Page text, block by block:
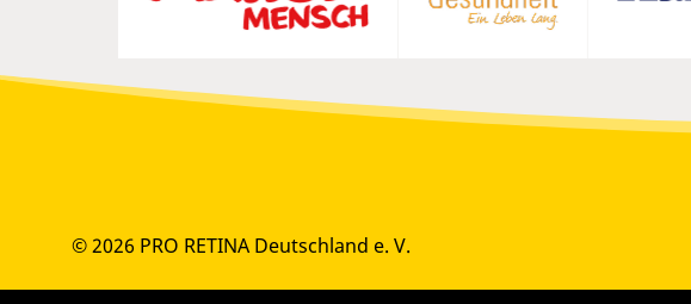
© 2026 PRO RETINA Deutschland e. V.